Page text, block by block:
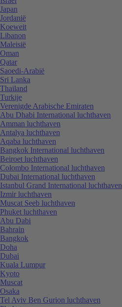
Japan
Jordanië
Koeweit
Libanon
Maleisië
Oman
Qatar
Saoedi-Arabië
Sri Lanka
Thailand
Turkije
Verenigde Arabische Emiraten
Abu Dhabi International luchthaven
Amman luchthaven
Antalya luchthaven
Aqaba luchthaven
Bangkok International luchthaven
Beiroet luchthaven
Colombo International luchthaven
Dubai International luchthaven
Istanbul Grand International luchthaven
Izmir luchthaven
Muscat Seeb luchthaven
Phuket luchthaven
Abu Dabi
Bahrain
Bangkok
Doha
Dubai
Kuala Lumpur
Kyoto
Muscat
Osaka
Tel Aviv Ben Gurion luchthaven